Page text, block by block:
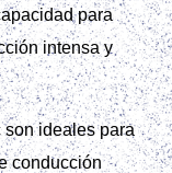
para
intensa y
son ideales para
conducción